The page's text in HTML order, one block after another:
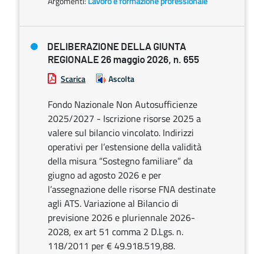
DELIBERAZIONE DELLA GIUNTA
REGIONALE 26 maggio 2026, n. 655
Scarica Ascolta
Fondo Nazionale Non Autosufficienze
2025/2027 - Iscrizione risorse 2025 a
valere sul bilancio vincolato. Indirizzi
operativi per l’estensione della validità
della misura “Sostegno familiare” da
giugno ad agosto 2026 e per
l’assegnazione delle risorse FNA destinate
agli ATS. Variazione al Bilancio di
previsione 2026 e pluriennale 2026-
2028, ex art 51 comma 2 D.Lgs. n.
118/2011 per € 49.918.519,88.